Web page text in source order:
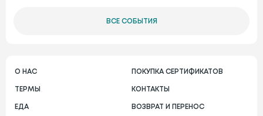
ВСЕ СОБЫТИЯ
О НАС
ТЕРМЫ
ЕДА
ПОКУПКА СЕРТИФИКАТОВ
КОНТАКТЫ
ВОЗВРАТ И ПЕРЕНОС